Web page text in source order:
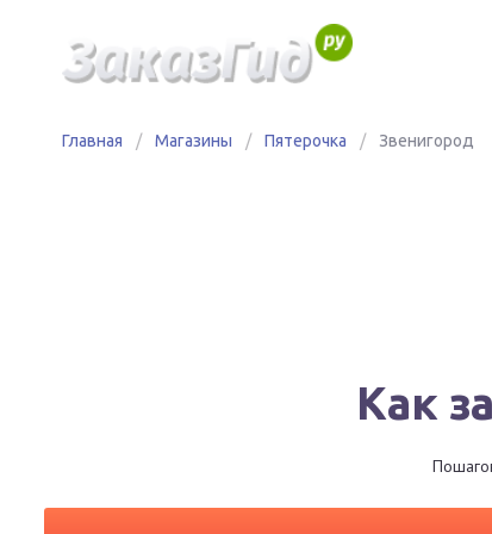
Главная / Магазины / Пятерочка / Звенигород
Как